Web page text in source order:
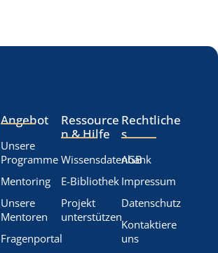
Angebot
Unsere
Programme
Mentoring
Unsere
Mentoren
Fragenportal
Ressource
n & Hilfe
Wissensdatenbank
E-Bibliothek
Projekt
unterstützen
Rechtliche
s
AGB
Impressum
Datenschutz
Kontaktiere
uns